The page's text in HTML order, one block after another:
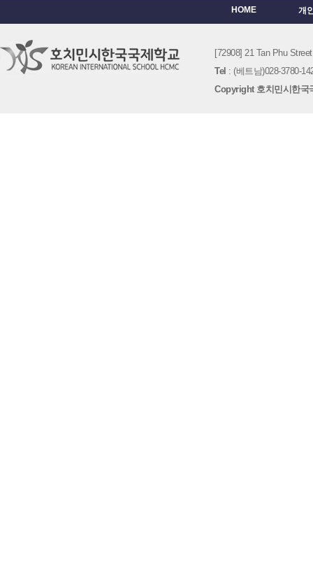
HOME 개
[72908] 21 Tan Phu
Tel : (베트남)028-3780-
Copyright 호치민시한국